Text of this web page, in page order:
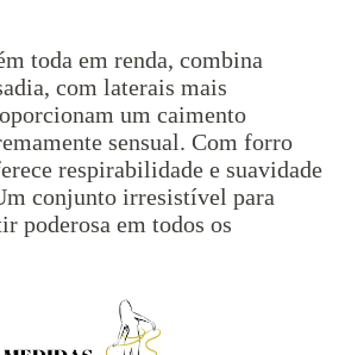
toda em renda, combina
com laterais mais
um caimento
sensual. Com forro
respirabilidade e suavidade
conjunto irresistível para
poderosa em todos os